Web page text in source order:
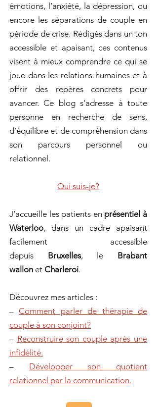
émotions, l’anxiété, la dépression, ou
encore les séparations de couple en
période de crise. Rédigés dans un ton
accessible et apaisant, ces contenus
visent à mieux comprendre ce qui se
joue dans les relations humaines et à
offrir des repères concrets pour
avancer. Ce blog s’adresse à toute
personne en recherche de sens,
d’équilibre et de compréhension dans
son parcours personnel ou
relationnel.
Qui suis-je?
J’accueille les patients en présentiel à
Waterloo, dans un cadre apaisant
facilement accessible
depuis Bruxelles, le Brabant
wallon et Charleroi.
Découvrez mes articles :
– Comment parler de thérapie de
couple à son conjoint?
– Reconstruire son couple après une
infidélité.
– Développer son quotient
relationnel par la communication.